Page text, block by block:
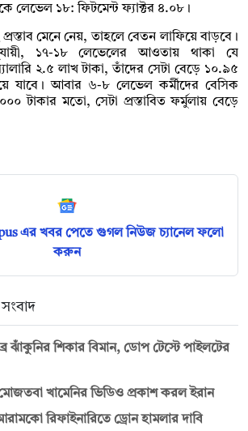
লেভেল ১৮: ফিটমেন্ট ফ্যাক্টর ৪.০৮।
মেনে নেয়, তাহলে বেতন লাফিয়ে বাড়বে।
১৭-১৮ লেভেলের আওতায় থাকা যে
২.৫ লাখ টাকা, তাঁদের সেটা বেড়ে ১০.৯৫
যাবে। আবার ৬-৮ লেভেল কর্মীদের বেসিক
টাকার মতো, সেটা প্রস্তাবিত ফর্মুলায় বেড়ে
এর খবর পেতে গুগল নিউজ চ্যানেল ফলো
করুন
ঝাঁকুনির শিকার বিমান, ডোপ টেস্টে পাইলটের
খামেনির ভিডিও প্রকাশ করল ইরান
রিফাইনারিতে ড্রোন হামলার দাবি